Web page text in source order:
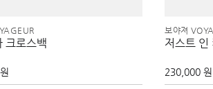
크로스백
보야져
저스트 인
230,000 원